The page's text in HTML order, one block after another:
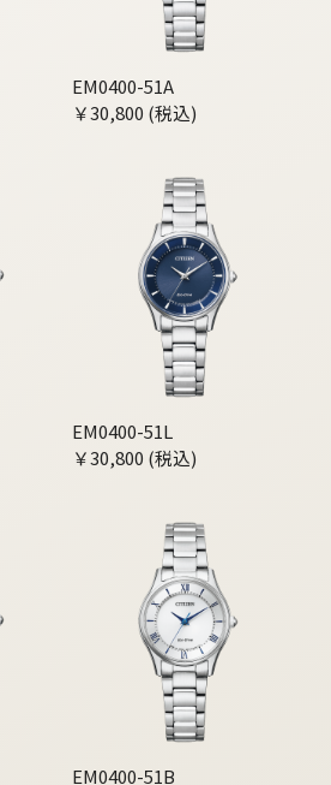
EM0400-51A
￥30,800 (税込)
EM0400-51L
￥30,800 (税込)
EM0400-51B